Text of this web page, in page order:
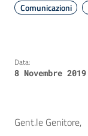
Comunicazioni
Data:
8 Novembre 2019
Gent.le Genitore,